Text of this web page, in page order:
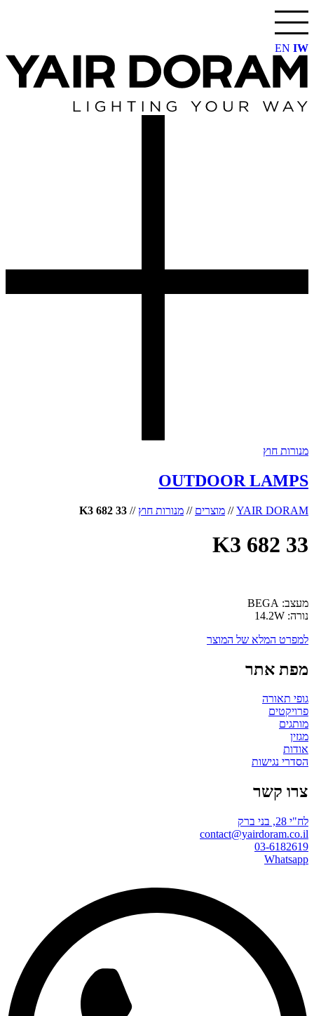
דלג
לתוכן
EN IW
מנורות חוץ
OUTDOOR LAMPS
YAIR DORAM
// מוצרים // מנורות חוץ //
33 682 K3
33 682 K3
מעצב: BEGA
נורה: 14.2W
למפרט המלא של המוצר
מפת אתר
גופי תאורה
פרויקטים
מותגים
מגזין
אודות
הסדרי נגישות
צרו קשר
לח"י 28, בני ברק
contact@yairdoram.co.il
03-6182619
Whatsapp